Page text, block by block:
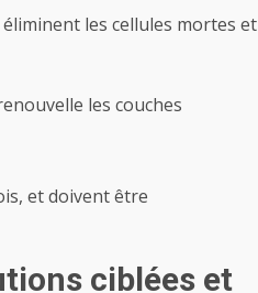
éliminent les cellules mortes et
les couches
et doivent être
ciblées et